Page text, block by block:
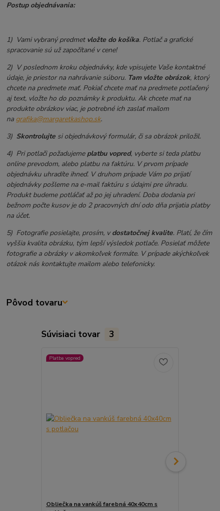
Postup objednávania:
1) Vami vybraný predmet vložte do košíka. Potlač a grafické
spracovanie sú už započítané v cene!
2) V poslednom kroku objednávky, kde vpisujete Vaše kontaktné
údaje, je priestor na nahrávanie súboru. Tam vložte obrázok, ktorý
chcete na predmete mať. Pokiaľ chcete mať na predmete potlačený
aj text, vložte ho do poznámky k produktu. Ak chcete mať na
produkte obrázkov viac, je potrebné ich zaslať mailom
na grafika@margaretkashop.sk.
3) Skontrolujte si objednávkový formulár, či sa obrázok priložil.
4) Pri potlači požadujeme platbu vopred, vyberte si teda platbu
online prevodom, alebo platbu na faktúru. V prvom prípade
objednávku uhradíte ihneď. V druhom prípade Vám po prijatí
objednávky pošleme na e-mail faktúru s údajmi pre úhradu.
Produkt budeme potláčať až po jej uhradení. Doba dodania pri
bežnom počte kusov je do 2 pracovných dní odo dňa prijatia platby
na účet.
5) Fotografie posielajte, prosím, vdostatočnej kvalite. Platí, že čím
vyššia kvalita obrázku, tým lepší výsledok potlače. Posielať môžete
fotografie a obrázky v akomkoľvek formáte. V prípade akýchkoľvek
otázok nás kontaktujte mailom alebo telefonicky.
Pôvod tovaru
Súvisiaci tovar 3
Platba vopred
Obliečka na vankúš farebná 40x40cm s